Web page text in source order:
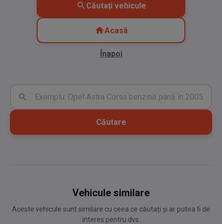
Căutați vehicule
Acasă
Înapoi
Căutare
Vehicule similare
Aceste vehicule sunt similare cu ceea ce căutați și ar putea fi de
interes pentru dvs.